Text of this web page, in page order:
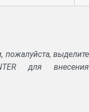
выделите
для внесения